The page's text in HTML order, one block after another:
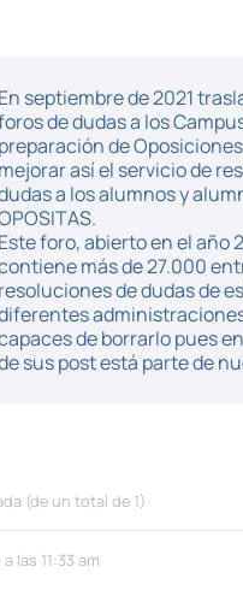
En septiembre de 2021
de dudas a los
preparación de
mejorar así el servicio de
a los alumnos y
Este foro, abierto en el año
más de 27.000
resoluciones de dudas de
de borrarlo pues
sus post está parte de
(de un total de 1)
las 11:33 am